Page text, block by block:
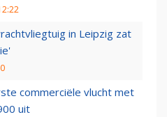
in Leipzig zat
commerciële vlucht met
uit